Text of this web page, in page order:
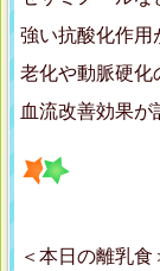
強い抗酸化作用
老化や動脈硬化
血流改善効果
＜本日の離乳食